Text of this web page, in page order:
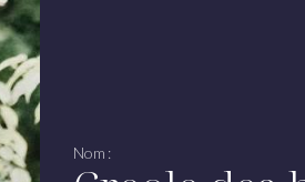
Nom :